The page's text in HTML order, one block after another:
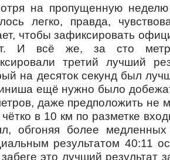
на пропущенную
легко, правда,
чтобы зафиксировать
И всё же, за сто
третий лучший
на десяток секунд был
ещё нужно было
даже предположить не
в 10 км по разметке
обгоняя более
результатом 40:11
это лучший результат